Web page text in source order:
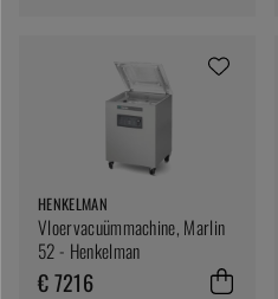
HENKELMAN
Vloervacuümmachine, Marlin
52 - Henkelman
€ 7216